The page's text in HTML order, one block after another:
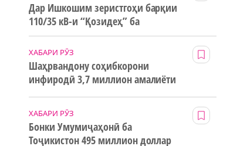
Дар Ишкошим зеристгоҳи барқии
110/35 кВ-и “Қозидеҳ” ба
истифода дода мешавад
ХАБАРИ РӮЗ
Шаҳрвандону соҳибкорони
инфиродӣ 3,7 миллион амалиёти
ХАБАРИ РӮЗ
Бонки Умумиҷаҳонӣ ба
Тоҷикистон 495 миллион доллар